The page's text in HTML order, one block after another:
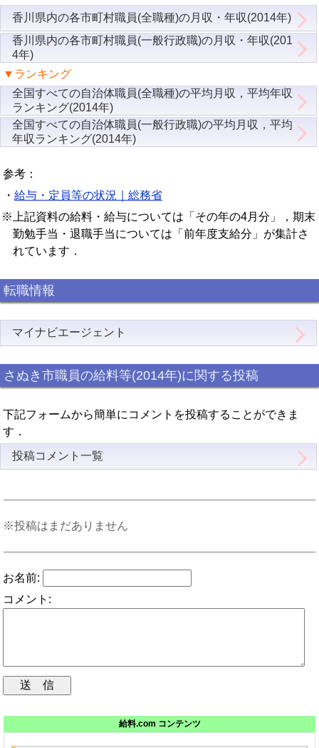
香川県内の各市町村職員(全職種)の月収・年収(2014年)
香川県内の各市町村職員(一般行政職)の月収・年収(201
4年)
▼ランキング
全国すべての自治体職員(全職種)の平均月収，平均年収
ランキング(2014年)
全国すべての自治体職員(一般行政職)の平均月収，平均
年収ランキング(2014年)
参考：
・ 給与・定員等の状況｜総務省
※上記資料の給料・給与については「その年の4月分」，期末
勤勉手当・退職手当については「前年度支給分」が集計さ
れています．
転職情報
マイナビエージェント
さぬき市職員の給料等(2014年)に関する投稿
下記フォームから簡単にコメントを投稿することができま
す．
投稿コメント一覧
※投稿はまだありません
お名前:
コメント:
給料.com コンテンツ